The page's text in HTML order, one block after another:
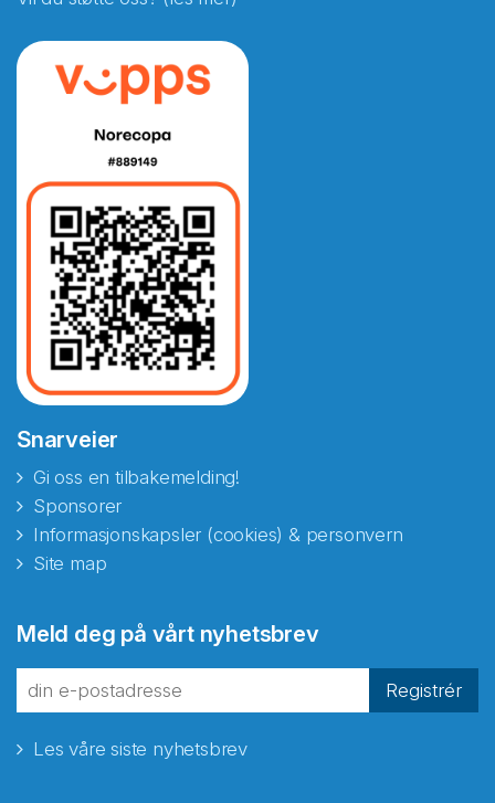
Snarveier
Gi oss en tilbakemelding!
Sponsorer
Informasjonskapsler (cookies) & personvern
Site map
Meld deg på vårt nyhetsbrev
Registrér
Les våre siste nyhetsbrev
fra Norecopa